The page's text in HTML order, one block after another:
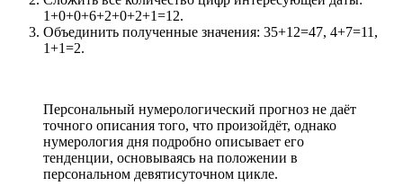
1+0+0+6+2+0+2+1=12.
Объединить полученные значения: 35+12=47, 4+7=11,
1+1=2.
Персональный нумерологический прогноз не даёт
точного описания того, что произойдёт, однако
нумерология дня подробно описывает его
тенденции, основываясь на положении в
персональном девятисуточном цикле.